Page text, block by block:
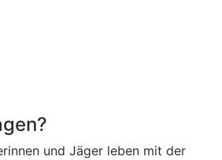
und Jäger leben mit der